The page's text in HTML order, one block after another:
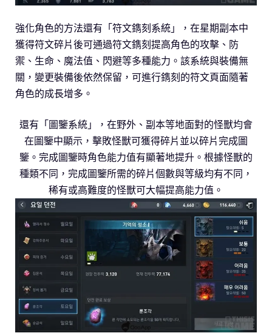
強化角色的方法還有「符文鐫刻系統」，在星期副本中
獲得符文碎片後可通過符文鐫刻提高角色的攻擊、防
禦、生命、魔法值、閃避等多種能力。該系統與裝備無
關，變更裝備後依然保留，可進行鐫刻的符文頁面隨著
角色的成長增多。
還有「圖鑒系統」，在野外、副本等地面對的怪獸均會
在圖鑒中顯示，擊敗怪獸可獲得碎片並以碎片完成圖
鑒。完成圖鑒時角色能力值有顯著地提升。根據怪獸的
種類不同，完成圖鑒所需的碎片個數與等級均有不同，
稀有或高難度的怪獸可大幅提高能力值。